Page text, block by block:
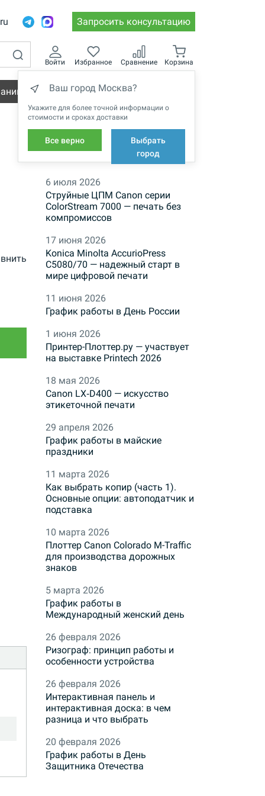
Запросить консультацию
Войти Избранное Сравнение Корзина
Ваш город Москва?
Укажите для более точной информации о
стоимости и сроках доставки
Все верно
Выбрать
город
Вакансии
НОВОСТИ
6 июля 2026
Струйные ЦПМ Canon серии
ColorStream 7000 — печать без
компромиссов
17 июня 2026
Konica Minolta AccurioPress
C5080/70 — надежный старт в
мире цифровой печати
11 июня 2026
График работы в День России
1 июня 2026
Принтер-Плоттер.ру — участвует
на выставке Printech 2026
18 мая 2026
Canon LX‑D400 — искусство
этикеточной печати
29 апреля 2026
График работы в майские
праздники
11 марта 2026
Как выбрать копир (часть 1).
Основные опции: автоподатчик и
подставка
10 марта 2026
Плоттер Canon Colorado M-Traffic
для производства дорожных
знаков
5 марта 2026
График работы в
Международный женский день
26 февраля 2026
Ризограф: принцип работы и
особенности устройства
26 февраля 2026
Интерактивная панель и
интерактивная доска: в чем
разница и что выбрать
20 февраля 2026
График работы в День
Защитника Отечества